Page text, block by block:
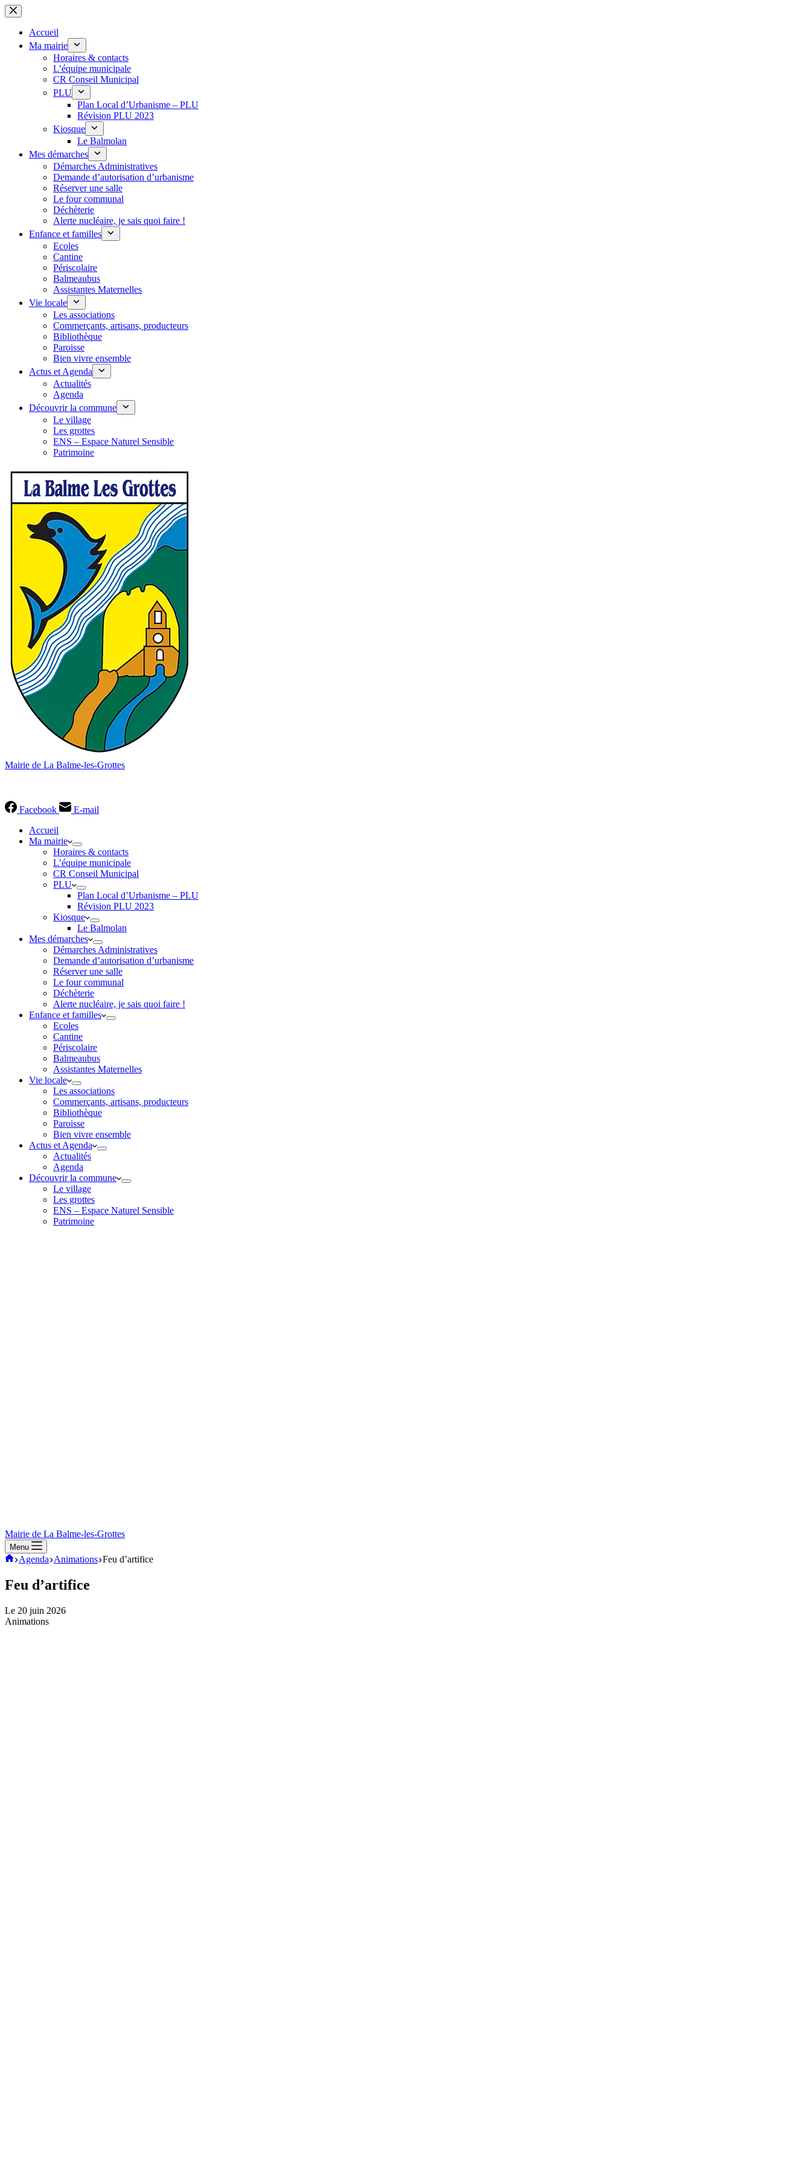
Passer
au
contenuAccueil
Ma mairie
Horaires & contacts
L’équipe municipale
CR Conseil Municipal
PLU
Plan Local d’Urbanisme – PLU
Révision PLU 2023
Kiosque
Le Balmolan
Mes démarches
Démarches Administratives
Demande d’autorisation d’urbanisme
Réserver une salle
Le four communal
Déchèterie
Alerte nucléaire, je sais quoi faire !
Enfance et familles
Ecoles
Cantine
Périscolaire
Balmeaubus
Assistantes Maternelles
Vie locale
Les associations
Commerçants, artisans, producteurs
Bibliothèque
Paroisse
Bien vivre ensemble
Actus et Agenda
Actualités
Agenda
Découvrir la commune
Le village
Les grottes
ENS – Espace Naturel Sensible
Patrimoine
Mairie de La Balme-les-Grottes
Facebook
E-mail
Accueil
Ma mairie
Horaires & contacts
L’équipe municipale
CR Conseil Municipal
PLU
Plan Local d’Urbanisme – PLU
Révision PLU 2023
Kiosque
Le Balmolan
Mes démarches
Démarches Administratives
Demande d’autorisation d’urbanisme
Réserver une salle
Le four communal
Déchèterie
Alerte nucléaire, je sais quoi faire !
Enfance et familles
Ecoles
Cantine
Périscolaire
Balmeaubus
Assistantes Maternelles
Vie locale
Les associations
Commerçants, artisans, producteurs
Bibliothèque
Paroisse
Bien vivre ensemble
Actus et Agenda
Actualités
Agenda
Découvrir la commune
Le village
Les grottes
ENS – Espace Naturel Sensible
Patrimoine
Mairie de La Balme-les-Grottes
Menu
Mairie
Balme-
Grottes
Agenda Animations Feu d’artifice
Feu d’artifice
Le 20 juin 2026
Animations